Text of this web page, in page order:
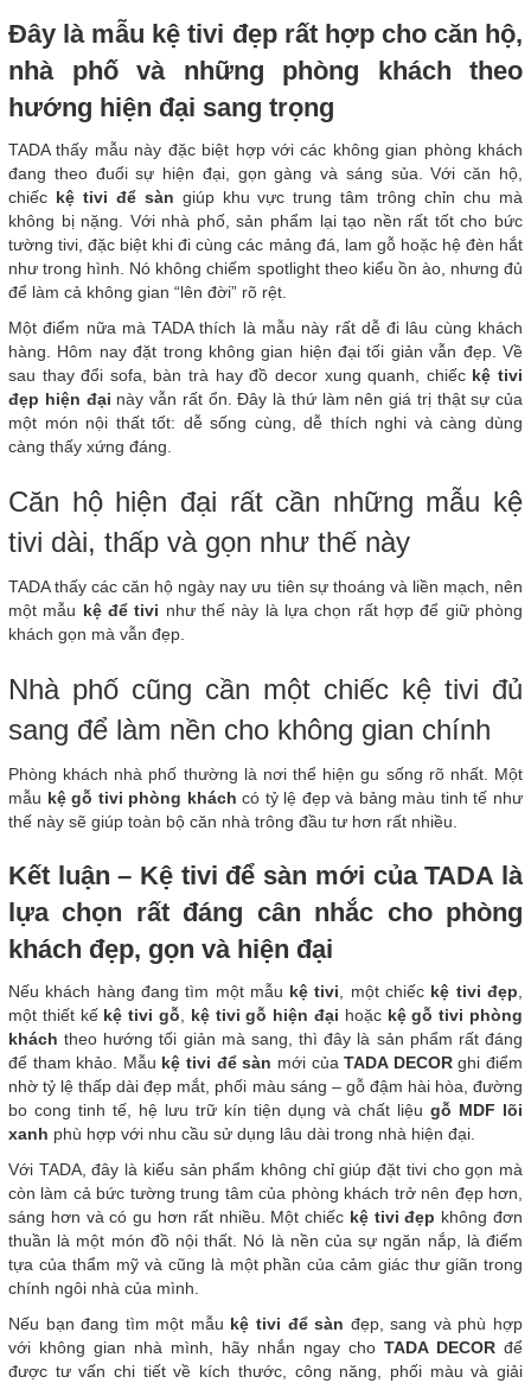
Đây là mẫu kệ tivi đẹp rất hợp cho căn hộ,
nhà phố và những phòng khách theo
hướng hiện đại sang trọng
TADA thấy mẫu này đặc biệt hợp với các không gian phòng khách
đang theo đuổi sự hiện đại, gọn gàng và sáng sủa. Với căn hộ,
chiếc kệ tivi để sàn giúp khu vực trung tâm trông chỉn chu mà
không bị nặng. Với nhà phố, sản phẩm lại tạo nền rất tốt cho bức
tường tivi, đặc biệt khi đi cùng các mảng đá, lam gỗ hoặc hệ đèn hắt
như trong hình. Nó không chiếm spotlight theo kiểu ồn ào, nhưng đủ
để làm cả không gian “lên đời” rõ rệt.
Một điểm nữa mà TADA thích là mẫu này rất dễ đi lâu cùng khách
hàng. Hôm nay đặt trong không gian hiện đại tối giản vẫn đẹp. Về
sau thay đổi sofa, bàn trà hay đồ decor xung quanh, chiếc kệ tivi
đẹp hiện đại này vẫn rất ổn. Đây là thứ làm nên giá trị thật sự của
một món nội thất tốt: dễ sống cùng, dễ thích nghi và càng dùng
càng thấy xứng đáng.
Căn hộ hiện đại rất cần những mẫu kệ
tivi dài, thấp và gọn như thế này
TADA thấy các căn hộ ngày nay ưu tiên sự thoáng và liền mạch, nên
một mẫu kệ để tivi như thế này là lựa chọn rất hợp để giữ phòng
khách gọn mà vẫn đẹp.
Nhà phố cũng cần một chiếc kệ tivi đủ
sang để làm nền cho không gian chính
Phòng khách nhà phố thường là nơi thể hiện gu sống rõ nhất. Một
mẫu kệ gỗ tivi phòng khách có tỷ lệ đẹp và bảng màu tinh tế như
thế này sẽ giúp toàn bộ căn nhà trông đầu tư hơn rất nhiều.
Kết luận – Kệ tivi để sàn mới của TADA là
lựa chọn rất đáng cân nhắc cho phòng
khách đẹp, gọn và hiện đại
Nếu khách hàng đang tìm một mẫu kệ tivi , một chiếc kệ tivi đẹp
một thiết kế kệ tivi gỗ kệ tivi gỗ hiện đại hoặc kệ gỗ tivi phòng
khách theo hướng tối giản mà sang, thì đây là sản phẩm rất đáng
để tham khảo. Mẫu kệ tivi để sàn mới củaTADA DECORghi điểm
nhờ tỷ lệ thấp dài đẹp mắt, phối màu sáng – gỗ đậm hài hòa, đường
bo cong tinh tế, hệ lưu trữ kín tiện dụng và chất liệu gỗ MDF lõi
xanh phù hợp với nhu cầu sử dụng lâu dài trong nhà hiện đại.
Với TADA, đây là kiểu sản phẩm không chỉ giúp đặt tivi cho gọn mà
còn làm cả bức tường trung tâm của phòng khách trở nên đẹp hơn,
sáng hơn và có gu hơn rất nhiều. Một chiếc kệ tivi đẹp không đơn
thuần là một món đồ nội thất. Nó là nền của sự ngăn nắp, là điểm
tựa của thẩm mỹ và cũng là một phần của cảm giác thư giãn trong
chính ngôi nhà của mình.
Nếu bạn đang tìm một mẫu kệ tivi để sàn đẹp, sang và phù hợp
với không gian nhà mình, hãy nhắn ngay cho TADA DECOR để
được tư vấn chi tiết về kích thước, công năng, phối màu và giải